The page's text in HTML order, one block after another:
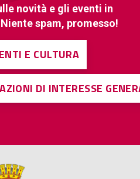
novità e gli eventi in
spam, promesso!
E CULTURA
DI INTERESSE